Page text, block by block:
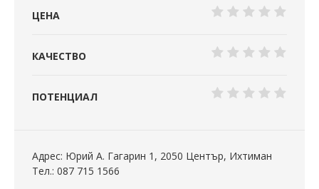
ЦЕНА
КАЧЕСТВО
ПОТЕНЦИАЛ
Адрес: Юрий А. Гагарин 1, 2050 Център, Ихтиман
Тел.: 087 715 1566